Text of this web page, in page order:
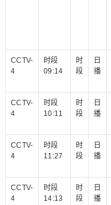
CCTV-
4
时段
09:14
时
段
日
播
CCTV-
4
时段
10:11
时
段
日
播
CCTV-
4
时段
11:27
时
段
日
播
CCTV-
4
时段
14:13
时
段
日
播